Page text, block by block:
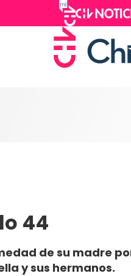
44
de su madre
y sus hermanos.